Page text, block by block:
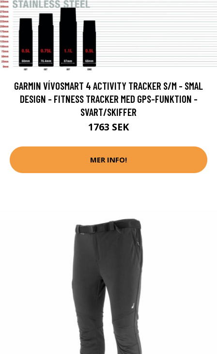
GARMIN VÍVOSMART 4 ACTIVITY TRACKER S/M - SMAL
DESIGN - FITNESS TRACKER MED GPS-FUNKTION -
SVART/SKIFFER
1763 SEK
MER INFO!